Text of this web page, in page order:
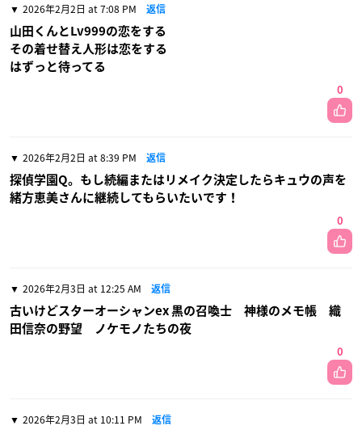
2026年2月2日 at 7:08 PM 返信
山田くんとLv999の恋をする
その着せ替え人形は恋をする
はずっと待ってる
0
2026年2月2日 at 8:39 PM 返信
探偵学園Q。もし続編またはリメイク決定したらキュウの声を
緒方恵美さんに継続してもらいたいです！
0
2026年2月3日 at 12:25 AM 返信
古いけどスターオーシャンex 黒の召喚士 神様のメモ帳 織
田信奈の野望 ノケモノたちの夜
0
2026年2月3日 at 10:11 PM 返信